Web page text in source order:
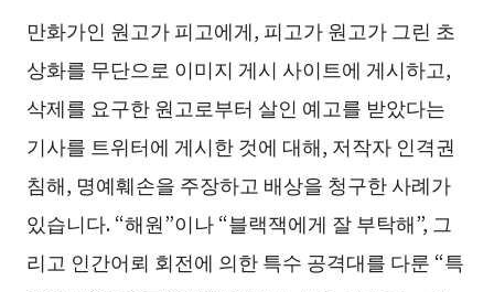
만화가인 원고가 피고에게, 피고가 원고가 그린 초
상화를 무단으로 이미지 게시 사이트에 게시하고,
삭제를 요구한 원고로부터 살인 예고를 받았다는
기사를 트위터에 게시한 것에 대해, 저작자 인격권
침해, 명예훼손을 주장하고 배상을 청구한 사례가
있습니다. “해원”이나 “블랙잭에게 잘 부탁해”, 그
리고 인간어뢰 회전에 의한 특수 공격대를 다룬 “특